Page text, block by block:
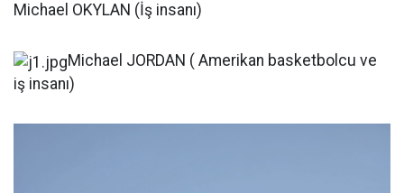
Michael OKYLAN (İş insanı)
Michael JORDAN ( Amerikan basketbolcu ve
iş insanı)